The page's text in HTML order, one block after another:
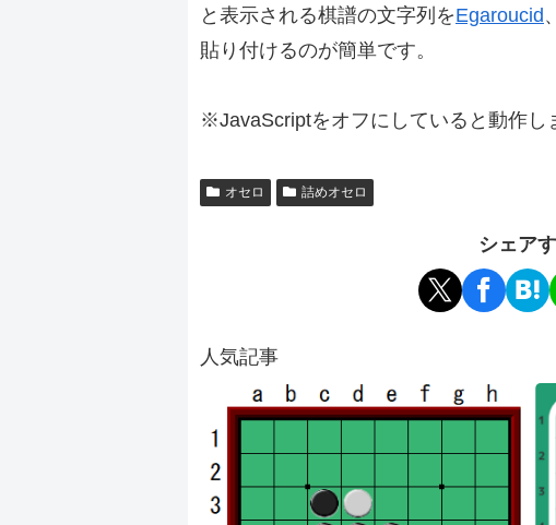
と表示される棋譜の文字列をEgaroucid、
貼り付けるのが簡単です。
※JavaScriptをオフにしていると動作し
オセロ 詰めオセロ
シェア
人気記事